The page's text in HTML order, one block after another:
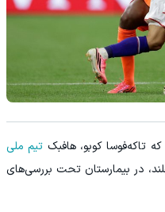
تاکه‌فوسا کوبو، هافبک تیم ملی
در بیمارستان تحت بررسی‌های